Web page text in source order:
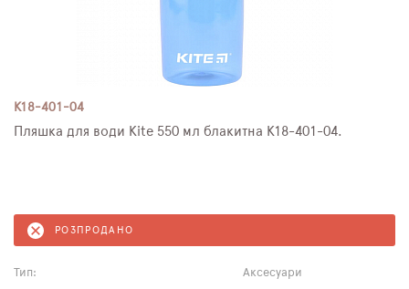
K18-401-04
Пляшка для води Kite 550 мл блакитна K18-401-04.
РОЗПРОДАНО
Тип:
Аксесуари